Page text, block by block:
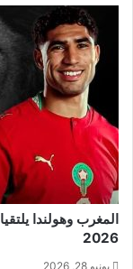
2026
يونيو 28, 2026